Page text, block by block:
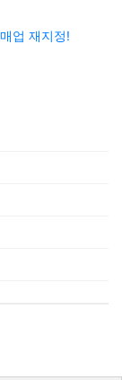
업 재지정!